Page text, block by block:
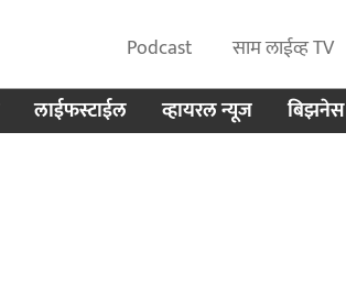
Podcast साम लाईव्ह TV
लाईफस्टाईल व्हायरल न्यूज बिझनेस